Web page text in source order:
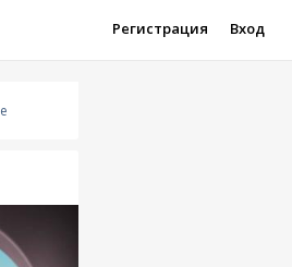
Регистрация Вход